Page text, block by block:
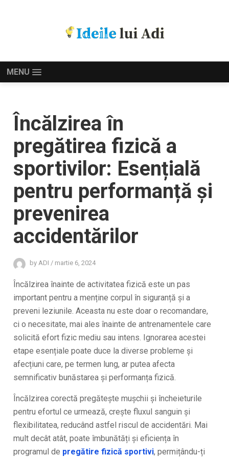
MENU
Încălzirea în
pregătirea fizică a
sportivilor: Esențială
pentru performanță și
prevenirea
accidentărilor
byADI / martie 6, 2024
Încălzirea înainte de activitatea fizică este un pas
important pentru a menține corpul în siguranță și a
preveni leziunile. Aceasta nu este doar o recomandare,
ci o necesitate, mai ales înainte de antrenamentele care
solicită efort fizic mediu sau intens. Ignorarea acestei
etape esențiale poate duce la diverse probleme și
afecțiuni care, pe termen lung, ar putea afecta
semnificativ bunăstarea și performanța fizică.
Încălzirea corectă pregătește mușchii și încheieturile
pentru efortul ce urmează, crește fluxul sanguin și
flexibilitatea, reducând astfel riscul de accidentări. Mai
mult decât atât, poate îmbunătăți și eficiența în
programul de pregătire fizică sportivi, permițându-ți